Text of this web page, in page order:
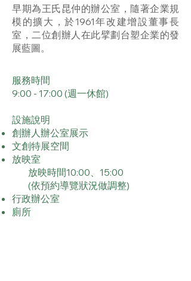
早期為王氏昆仲的辦公室，隨著企業規
模的擴大，於1961年改建增設董事長
室，二位創辦人在此擘劃台塑企業的發
展藍圖。
服務時間
9:00 - 17:00 (週一休館)
設施說明
創辦人辦公室展示
文創特展空間
放映室
放映時間10:00、15:00
(依預約導覽狀況做調整)
行政辦公室
​廁所